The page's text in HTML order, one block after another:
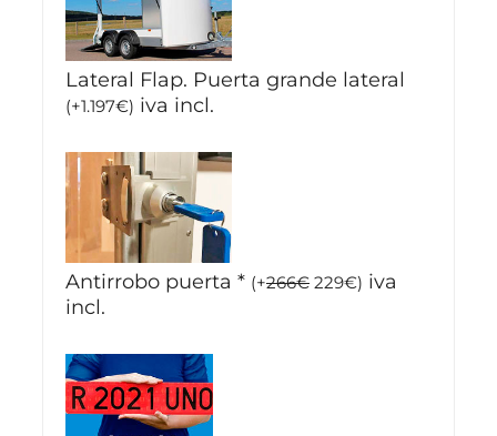
Lateral Flap. Puerta grande lateral
(+1.197€) iva incl.
Antirrobo puerta * (+266€ 229€) iva
incl.